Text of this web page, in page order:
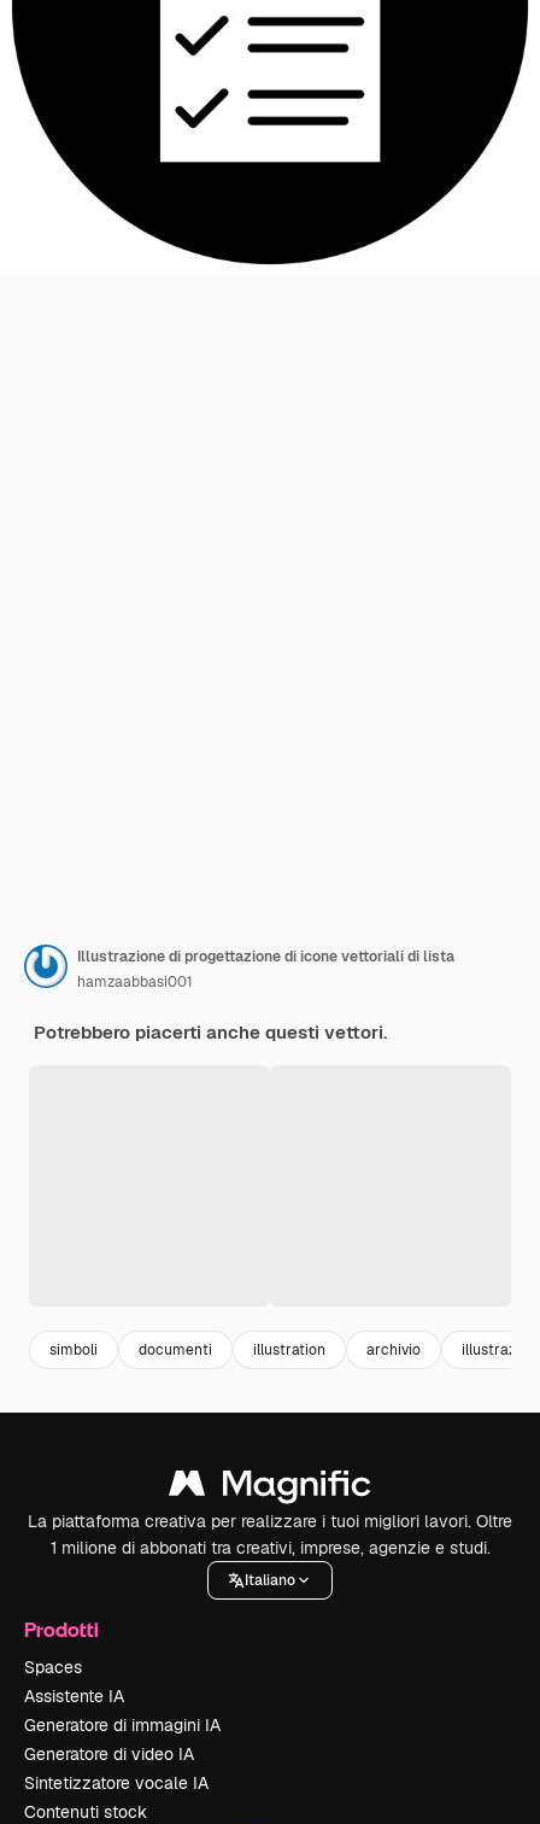
Illustrazione di progettazione di icone vettoriali di lista
hamzaabbasi001
Potrebbero piacerti anche questi vettori.
simboli documenti illustration archivio illustrazioni
La piattaforma creativa per realizzare i tuoi migliori lavori. Oltre
1 milione di abbonati tra creativi, imprese, agenzie e studi.
Italiano
Prodotti
Spaces
Assistente IA
Generatore di immagini IA
Generatore di video IA
Sintetizzatore vocale IA
Contenuti stock